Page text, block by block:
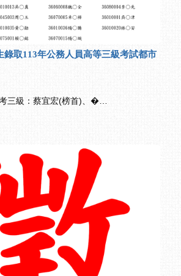
錄取113年公務人員高等三級考試都市
三級：蔡宜宏(榜首)、�…